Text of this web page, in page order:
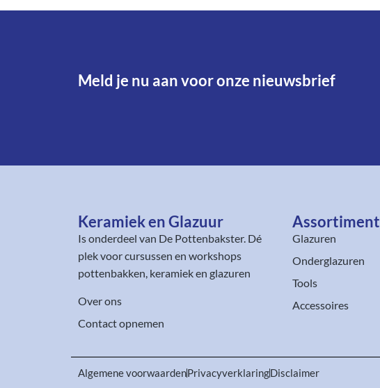
Meld je nu aan voor onze nieuwsbrief​
Keramiek en Glazuur​
Is onderdeel van De Pottenbakster. Dé
plek voor cursussen en workshops
pottenbakken, keramiek en glazuren
Over ons
Contact opnemen
Assortiment​
Glazuren
Onderglazuren
Tools
Accessoires
Algemene voorwaardenPrivacyverklaringDisclaimer